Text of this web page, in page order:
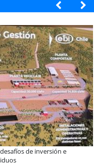
Súper Sano de